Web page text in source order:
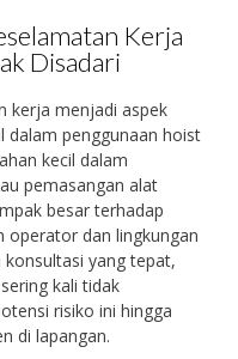
Kerja
Disadari
kerja menjadi aspek
dalam penggunaan hoist
kecil dalam
pemasangan alat
besar terhadap
operator dan lingkungan
konsultasi yang tepat,
kali tidak
risiko ini hingga
di lapangan.